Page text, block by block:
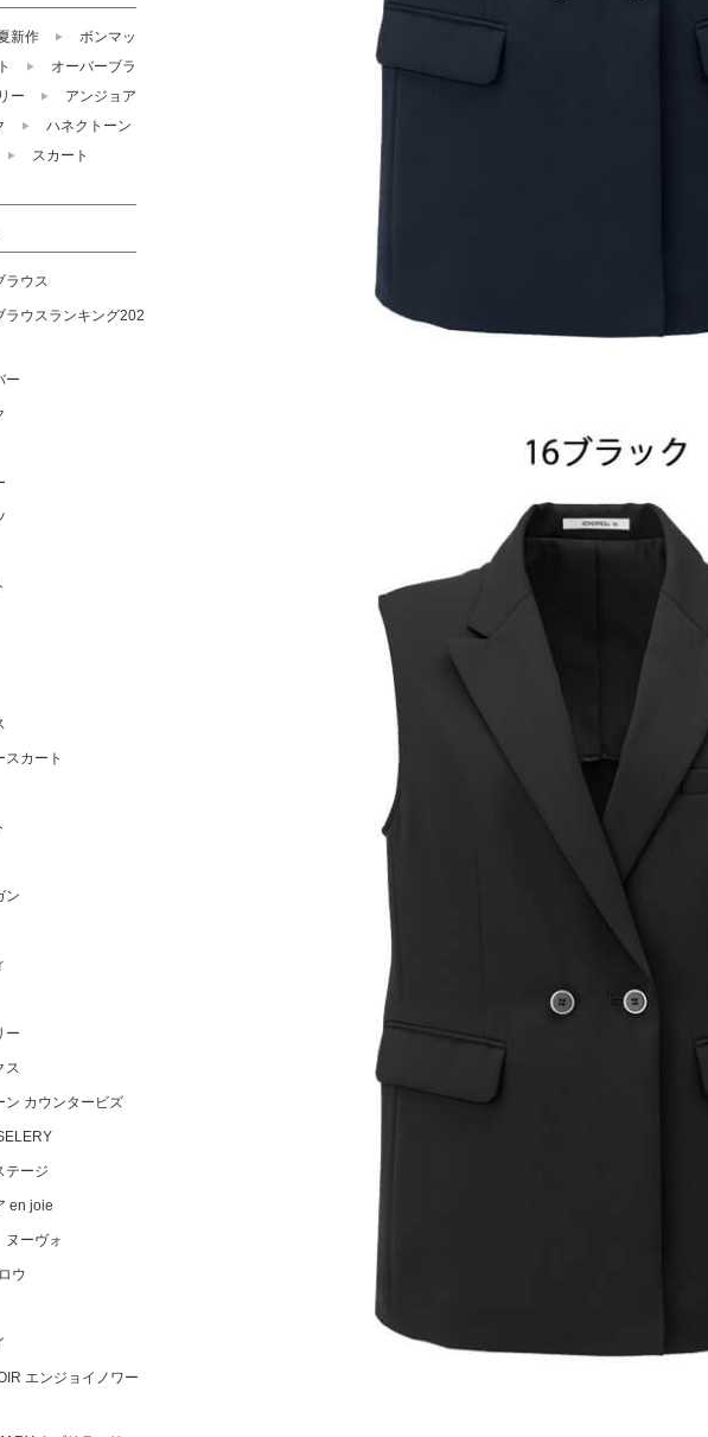
新作
ボンマッ
オーバーブラ
ー
アンジョア
ハネクトーン
スカート
ラウス
ラウスランキング202
ー
スカート
ン
ー
ス
ン カウンタービズ
テージ
en joie
ーヴォ
ウ
エンジョイノワー